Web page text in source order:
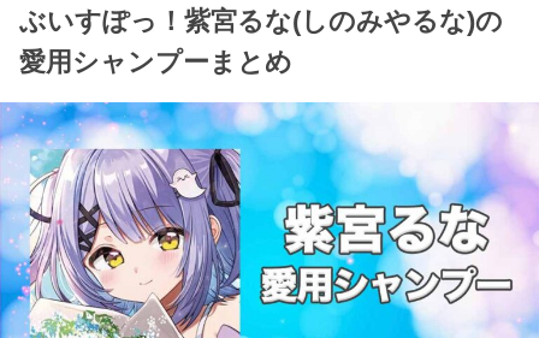
ぶいすぽっ！紫宮るな(しのみやるな)の
愛用シャンプーまとめ